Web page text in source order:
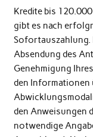
Kredite bis
gibt es nach
Sofortauszahlung.
Absendung des
Genehmigung
den Informationen
den Anweisungen
notwendige